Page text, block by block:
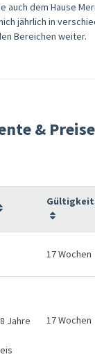
auch dem Hause
jährlich in
Bereichen weiter.
& Preise
17 Wochen
Jahre
17 Wochen